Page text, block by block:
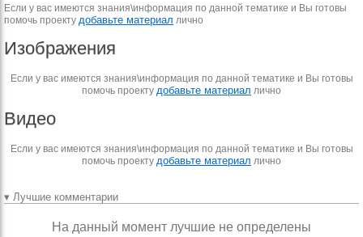
Если у вас имеются знания\информация по данной тематике и Вы готовы
помочь проекту добавьте материал лично
Изображения
Если у вас имеются знания\информация по данной тематике и Вы готовы
помочь проекту добавьте материал лично
Видео
Если у вас имеются знания\информация по данной тематике и Вы готовы
помочь проекту добавьте материал лично
▾ Лучшие комментарии
На данный момент лучшие не определены